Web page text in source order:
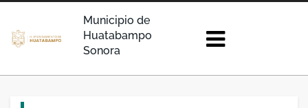
Municipio de
Huatabampo
Sonora